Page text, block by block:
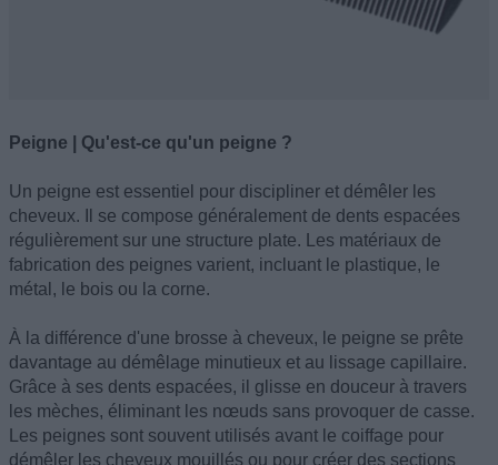
Peigne | Qu'est-ce qu'un peigne ?
Un peigne est essentiel pour discipliner et démêler les
cheveux. Il se compose généralement de dents espacées
régulièrement sur une structure plate. Les matériaux de
fabrication des peignes varient, incluant le plastique, le
métal, le bois ou la corne.
À la différence d'une brosse à cheveux, le peigne se prête
davantage au démêlage minutieux et au lissage capillaire.
Grâce à ses dents espacées, il glisse en douceur à travers
les mèches, éliminant les nœuds sans provoquer de casse.
Les peignes sont souvent utilisés avant le coiffage pour
démêler les cheveux mouillés ou pour créer des sections